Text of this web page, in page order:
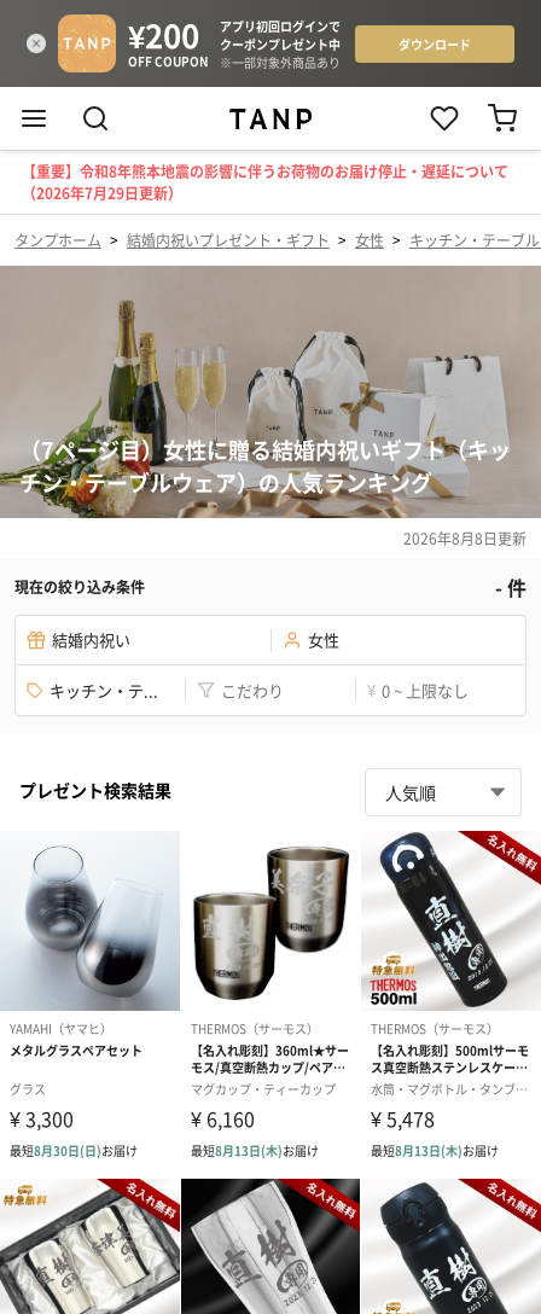
【重要】令和8年熊本地震の影響に伴うお荷物のお届け停止・遅延について
（2026年7月29日更新）
タンプホーム > 結婚内祝いプレゼント・ギフト > 女性 > キッチン・テーブ
（7ページ目）女性に贈る結婚内祝いギフト（キッ
チン・テーブルウェア）の人気ランキング
2026年8月8日更新
現在の絞り込み条件 -件
結婚内祝い 女性
キッチン・テ... こだわり ¥ 0 ~ 上限なし
プレゼント検索結果